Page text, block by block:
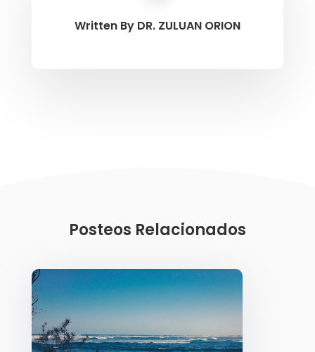
Written By DR. ZULUAN ORION
Posteos Relacionados